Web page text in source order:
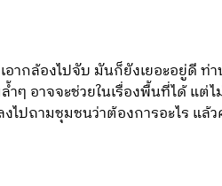
อากล้องไปจับ มันก็ยังเยอะอยู่ดี ท่
ำๆ อาจจะช่วยในเรื่องพื้นที่ได้ แ
งไปถามชุมชนว่าต้องการอะไร แ